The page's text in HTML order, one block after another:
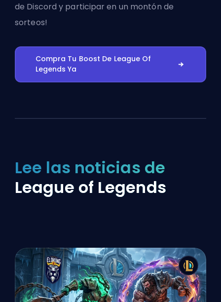
de Discord y participar en un montón de
sorteos!
Compra Tu Boost De League Of
Legends Ya
Lee las noticias de
League of Legends